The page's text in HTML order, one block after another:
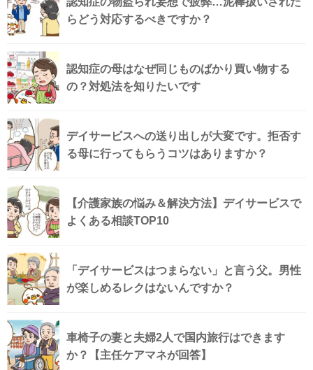
らどう対応するべきですか？
認知症の母はなぜ同じものばかり買い物する
の？対処法を知りたいです
デイサービスへの送り出しが大変です。拒否す
る母に行ってもらうコツはありますか？
【介護家族の悩み＆解決方法】デイサービスで
よくある相談TOP10
「デイサービスはつまらない」と言う父。男性
が楽しめるレクはないんですか？
車椅子の妻と夫婦2人で国内旅行はできます
か？【主任ケアマネが回答】